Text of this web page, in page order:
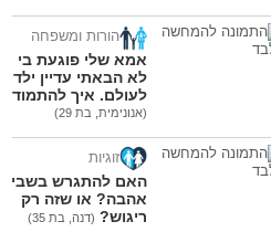
הורות ומשפחה
אמא שלי פוגעת בי כי
לא הבאתי עדיין ילדים
לעולם. איך להתמודד?
(אנונימית, בת 29)
זוגיות
האם להתגרש בשביל
אהבה? או שזה רק
ריגוש? (דנה, בת 35)